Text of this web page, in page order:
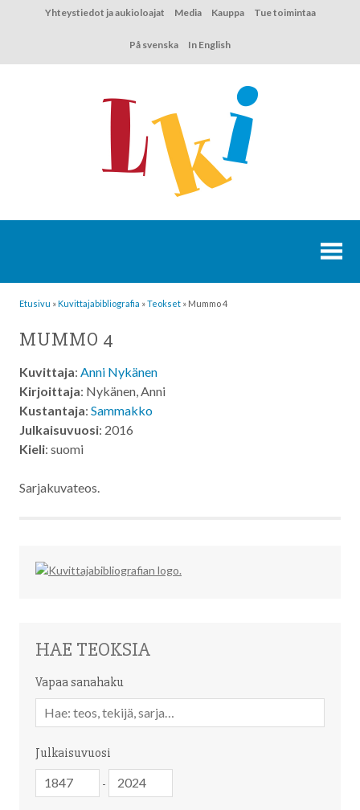
Yhteystiedot ja aukioloajat Media Kauppa Tue toimintaa
På svenska In English
Etusivu »Kuvittaja­bibliografia »Teokset » Mummo 4
MUMMO 4
Kuvittaja: Anni Nykänen
Kirjoittaja: Nykänen, Anni
Kustantaja: Sammakko
Julkaisuvuosi: 2016
Kieli: suomi
Sarjakuvateos.
HAE TEOKSIA
Vapaa sanahaku
sanahaku
Julkaisuvuosi
-